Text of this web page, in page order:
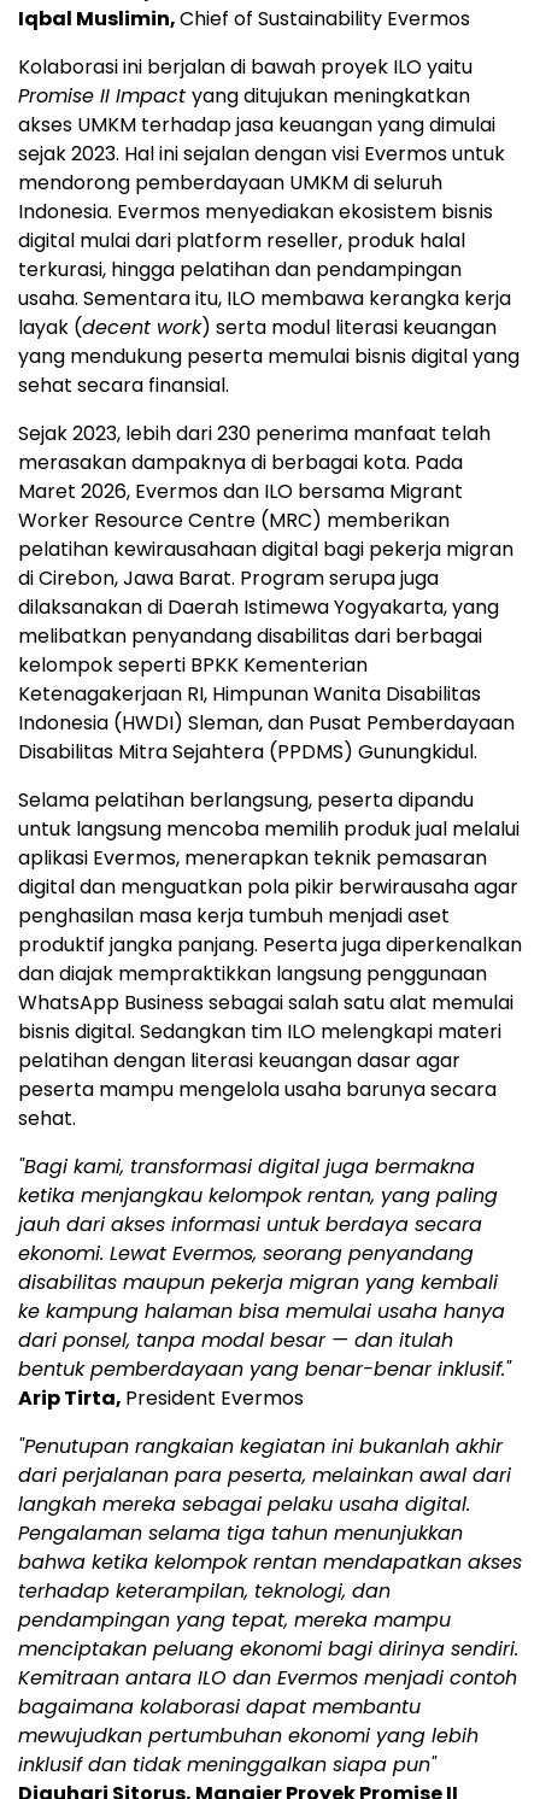
Iqbal Muslimin,Chief of Sustainability Evermos
Kolaborasi ini berjalan di bawah proyek ILO yaitu
Promise II Impact yang ditujukan meningkatkan
akses UMKM terhadap jasa keuangan yang dimulai
sejak 2023. Hal ini sejalan dengan visi Evermos untuk
mendorong pemberdayaan UMKM di seluruh
Indonesia. Evermos menyediakan ekosistem bisnis
digital mulai dari platform reseller, produk halal
terkurasi, hingga pelatihan dan pendampingan
usaha. Sementara itu, ILO membawa kerangka kerja
layak (decent work) serta modul literasi keuangan
yang mendukung peserta memulai bisnis digital yang
sehat secara finansial.
Sejak 2023, lebih dari 230 penerima manfaat telah
merasakan dampaknya di berbagai kota. Pada
Maret 2026, Evermos dan ILO bersama Migrant
Worker Resource Centre (MRC) memberikan
pelatihan kewirausahaan digital bagi pekerja migran
di Cirebon, Jawa Barat. Program serupa juga
dilaksanakan di Daerah Istimewa Yogyakarta, yang
melibatkan penyandang disabilitas dari berbagai
kelompok seperti BPKK Kementerian
Ketenagakerjaan RI, Himpunan Wanita Disabilitas
Indonesia (HWDI) Sleman, dan Pusat Pemberdayaan
Disabilitas Mitra Sejahtera (PPDMS) Gunungkidul.
Selama pelatihan berlangsung, peserta dipandu
untuk langsung mencoba memilih produk jual melalui
aplikasi Evermos, menerapkan teknik pemasaran
digital dan menguatkan pola pikir berwirausaha agar
penghasilan masa kerja tumbuh menjadi aset
produktif jangka panjang. Peserta juga diperkenalkan
dan diajak mempraktikkan langsung penggunaan
WhatsApp Business sebagai salah satu alat memulai
bisnis digital. Sedangkan tim ILO melengkapi materi
pelatihan dengan literasi keuangan dasar agar
peserta mampu mengelola usaha barunya secara
sehat.
"Bagi kami, transformasi digital juga bermakna
ketika menjangkau kelompok rentan, yang paling
jauh dari akses informasi untuk berdaya secara
ekonomi. Lewat Evermos, seorang penyandang
disabilitas maupun pekerja migran yang kembali
ke kampung halaman bisa memulai usaha hanya
dari ponsel, tanpa modal besar — dan itulah
bentuk pemberdayaan yang benar-benar inklusif."
Arip Tirta, President Evermos
"Penutupan rangkaian kegiatan ini bukanlah akhir
dari perjalanan para peserta, melainkan awal dari
langkah mereka sebagai pelaku usaha digital.
Pengalaman selama tiga tahun menunjukkan
bahwa ketika kelompok rentan mendapatkan akses
terhadap keterampilan, teknologi, dan
pendampingan yang tepat, mereka mampu
menciptakan peluang ekonomi bagi dirinya sendiri.
Kemitraan antara ILO dan Evermos menjadi contoh
bagaimana kolaborasi dapat membantu
mewujudkan pertumbuhan ekonomi yang lebih
inklusif dan tidak meninggalkan siapa pun"
Djauhari Sitorus, Manajer Proyek Promise II